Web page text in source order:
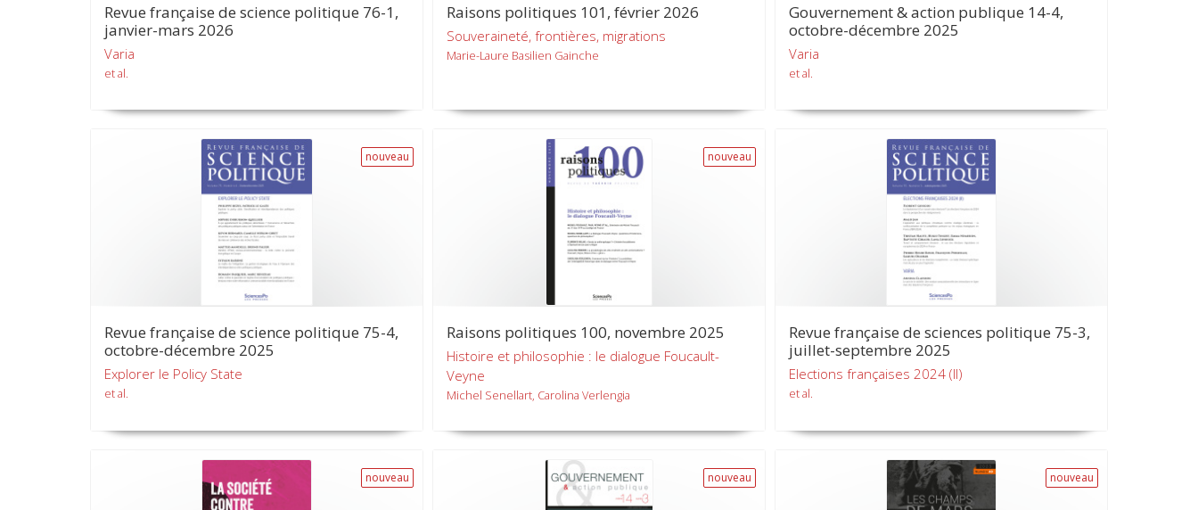
Revue française de science politique 76-1,
janvier-mars 2026
Varia
et al.
Raisons politiques 101, février 2026
Souveraineté, frontières, migrations
Marie-Laure Basilien Gainche
Gouvernement & action publique 14-4,
octobre-décembre 2025
Varia
et al.
nouveau
Revue française de science politique 75-4,
octobre-décembre 2025
Explorer le Policy State
et al.
nouveau
Raisons politiques 100, novembre 2025
Histoire et philosophie : le dialogue Foucault-
Veyne
Michel Senellart, Carolina Verlengia
Revue française de sciences politique 75-3,
juillet-septembre 2025
Elections françaises 2024 (II)
et al.
nouveau nouveau nouveau